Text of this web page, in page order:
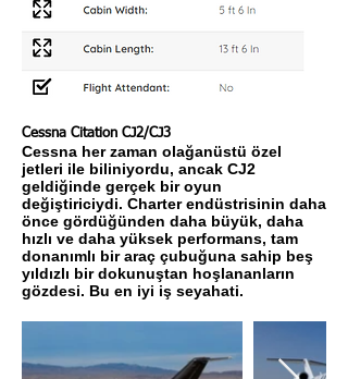
Cessna Citation CJ2/CJ3
Cessna her zaman olağanüstü özel
jetleri ile biliniyordu, ancak CJ2
geldiğinde gerçek bir oyun
değiştiriciydi. Charter endüstrisinin daha
önce gördüğünden daha büyük, daha
hızlı ve daha yüksek performans, tam
donanımlı bir araç çubuğuna sahip beş
yıldızlı bir dokunuştan hoşlananların
gözdesi. Bu en iyi iş seyahati.